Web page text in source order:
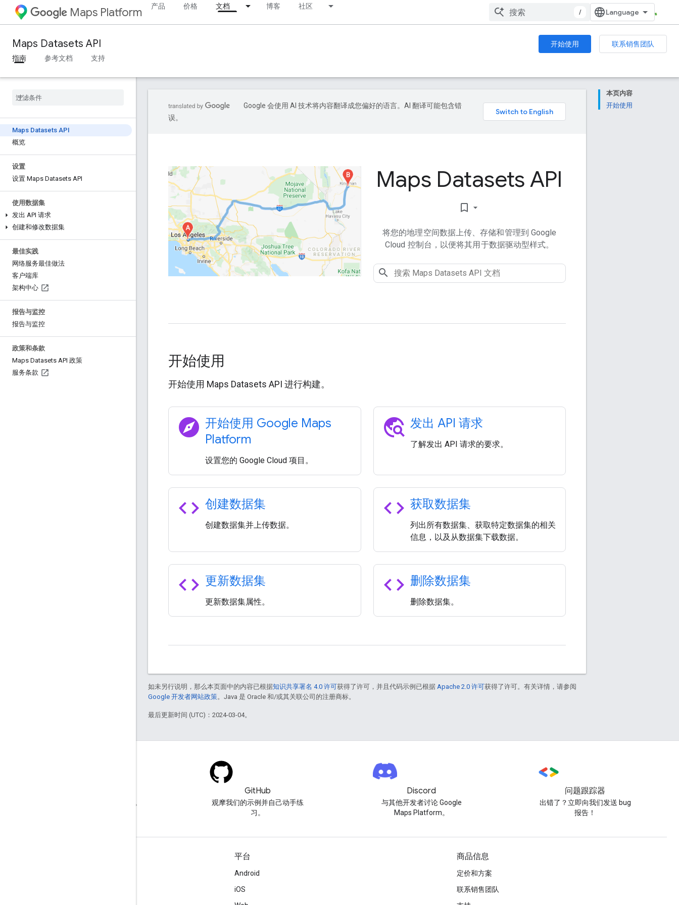
Maps Platform 产品 价格 文档 博客 社区
/
Maps Datasets API 开始使用
联系销售团队
指南
参考文档 支持
Maps Datasets API
概览
设置
设置 Maps Datasets API
使用数据集
发出 API 请求
创建和修改数据集
最佳实践
网络服务最佳做法
客户端库
架构中心
报告与监控
报告与监控
政策和条款
Maps Datasets API 政策
服务条款
本页内容
开始使用
Google 会使用 AI 技术将内容翻译成您偏好的语言。AI 翻译可能包含错
误。
Maps Datasets API
bookmark_border
将您的地理空间数据上传、存储和管理到 Google
Cloud 控制台，以便将其用于数据驱动型样式。
开始使用
开始使用 Maps Datasets API 进行构建。
explore 开始使用 Google Maps
Platform
设置您的 Google Cloud 项目。
travel_explore 发出 API 请求
了解发出 API 请求的要求。
code 创建数据集
创建数据集并上传数据。
code 获取数据集
列出所有数据集、获取特定数据集的相关
信息，以及从数据集下载数据。
code 更新数据集
更新数据集属性。
code 删除数据集
删除数据集。
如未另行说明，那么本页面中的内容已根据知识共享署名 4.0 许可获得了许可，并且代码示例已根据 Apache 2.0 许可获得了许可。有关详情，请参阅
Google 开发者网站政策。Java 是 Oracle 和/或其关联公司的注册商标。
最后更新时间 (UTC)：2024-03-04。
在 google-maps 标签下提问。
GitHub
观摩我们的示例并自己动手练
习。
Discord
与其他开发者讨论 Google
Maps Platform。
问题跟踪器
出错了？立即向我们发送 bug
报告！
平台
Android
iOS
商品信息
定价和方案
联系销售团队